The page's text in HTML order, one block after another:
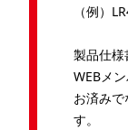
（例）
製品仕様
WEBメ
お済み
す。